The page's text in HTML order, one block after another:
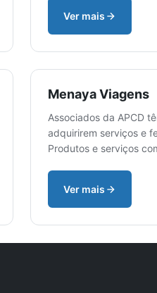
Ver mais
Menaya Viagens
Associados da APCD
adquirirem serviços e
Produtos e serviços
Ver mais